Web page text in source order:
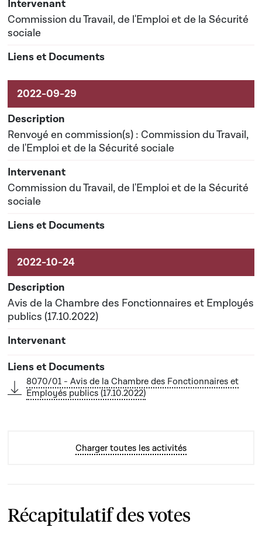
Commission du Travail, de l'Emploi et de la Sécurité
sociale
Renvoyé en commission(s) : Commission du Travail,
de l'Emploi et de la Sécurité sociale
Commission du Travail, de l'Emploi et de la Sécurité
sociale
Avis de la Chambre des Fonctionnaires et Employés
publics (17.10.2022)
8070/01 - Avis de la Chambre des Fonctionnaires et
Employés publics (17.10.2022)
Charger toutes les activités
Récapitulatif des votes